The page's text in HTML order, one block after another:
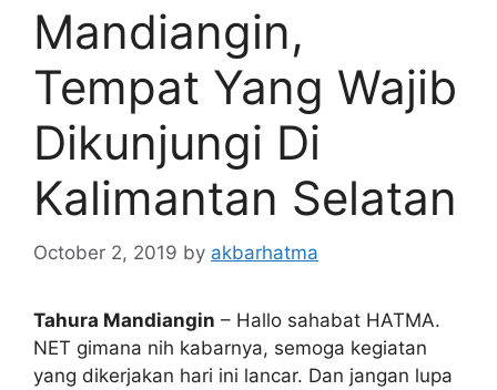
Mandiangin,
Tempat Yang Wajib
Dikunjungi Di
Kalimantan Selatan
October 2, 2019 by akbarhatma
Tahura Mandiangin – Hallo sahabat HATMA.
NET gimana nih kabarnya, semoga kegiatan
yang dikerjakan hari ini lancar. Dan jangan lupa